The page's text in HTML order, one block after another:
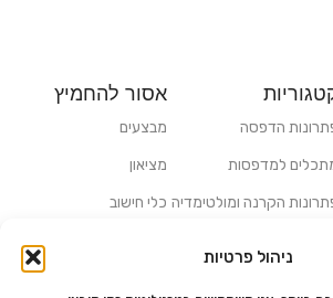
ניהול פרטיות
הדפסה
למדפסות
הקרנה ומולטימדיה
אסור להחמיץ
מבצעים
מציאון
כלי חישוב